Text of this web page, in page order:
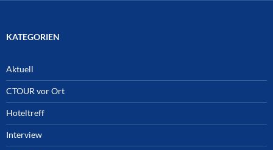
KATEGORIEN
Aktuell
CTOUR vor Ort
Hoteltreff
Interview